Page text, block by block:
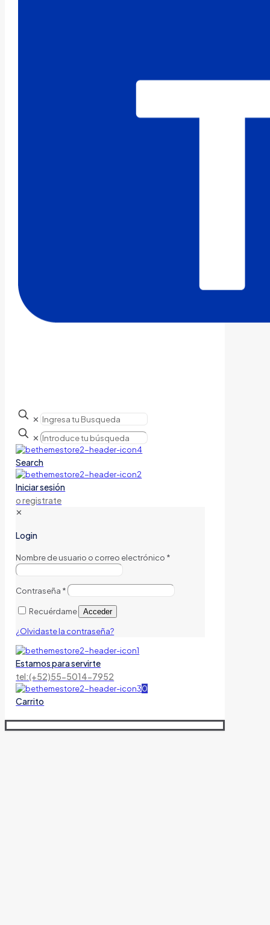
✕
✕
Search
Iniciar sesión
o registrate
✕
Login
Nombre de usuario o correo electrónico *
Contraseña *
Recuérdame Acceder
¿Olvidaste la contraseña?
Estamos para servirte
tel:(+52)55-5014-7952
0
Carrito